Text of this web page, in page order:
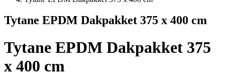
Tytane EPDM Dakpakket 375 x 400 cm
Tytane EPDM Dakpakket 375
x 400 cm